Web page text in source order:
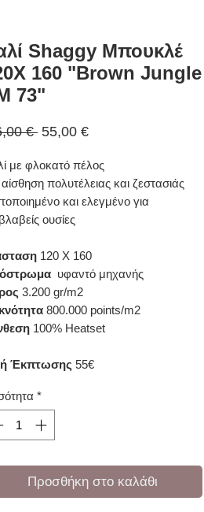
Shaggy Mπουκλέ
160 "Brown Jungle
73"
€ Κανονική
55,00 €Τιμή
με φλοκατό πέλος
πολυτέλειας και ζεστασιάς
και ελεγμένο για
ουσίες
120 Χ 160
υφαντό μηχανής
3.200 gr/m2
800.000 points/m2
100% Heatset
Έκπτωσης 55€
*
Προσθήκη στο καλάθι